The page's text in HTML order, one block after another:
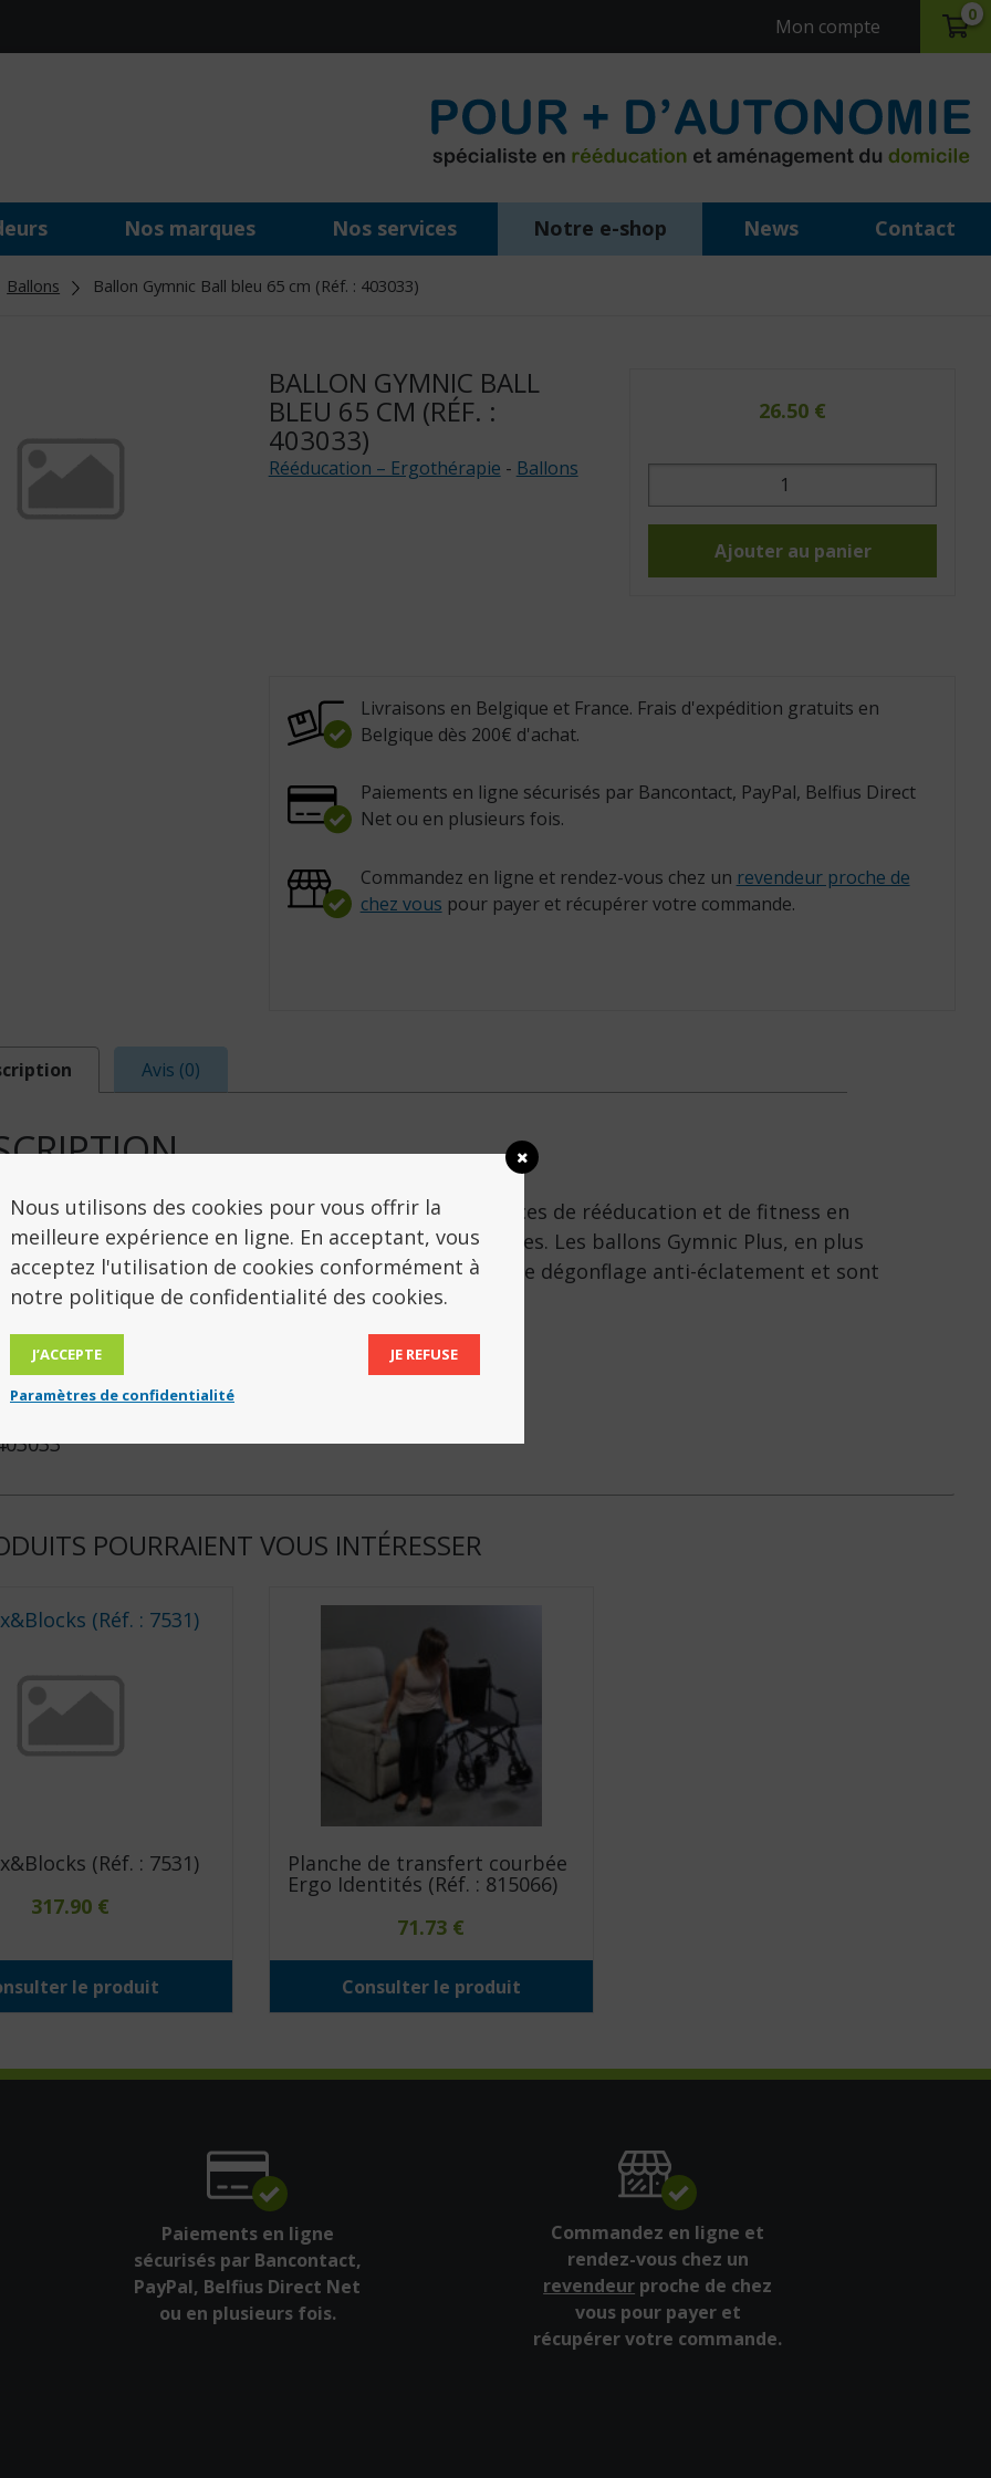
Mon compte
0
Nos marques Nos services Notre e-shop News Contact
Ballons Ballon Gymnic Ball bleu 65 cm (Réf. : 403033)
BALLON GYMNIC BALL
BLEU 65 CM (RÉF. :
403033)
Rééducation – Ergothérapie - Ballons
26.50 €
quantité
Ball
cm
Ajouter au panier
Livraisons en Belgique et France. Frais d'expédition gratuits en
Belgique dès 200€ d'achat.
Paiements en ligne sécurisés par Bancontact, PayPal, Belfius Direct
Net ou en plusieurs fois.
Commandez en ligne et rendez-vous chez un revendeur proche de
chez vous pour payer et récupérer votre commande.
Avis (0)
Gymnic dynamique recommandé pour tous les exercices de rééducation et de fitness en
et sans impact. Recommandé pour la méthode Pilates. Les ballons Gymnic Plus, en plus
texture ultra-douce, sont équipés de la technologie de dégonflage anti-éclatement et sont
un guide d’exercices.
65 cm adapté en exercice assis
autorisé 300 kg. Couleur bleue.
POURRAIENT VOUS INTÉRESSER
(Réf. : 7531)
317.90 €
le produit
Planche de transfert courbée
Ergo Identités (Réf. : 815066)
71.73 €
Consulter le produit
Paiements en ligne
sécurisés par Bancontact,
PayPal, Belfius Direct Net
ou en plusieurs fois.
Commandez en ligne et
rendez-vous chez un
revendeur proche de chez
vous pour payer et
récupérer votre commande.
Nous utilisons des cookies pour vous offrir la
meilleure expérience en ligne. En acceptant, vous
acceptez l'utilisation de cookies conformément à
notre politique de confidentialité des cookies.
J’ACCEPTE JE REFUSE
Paramètres de confidentialité